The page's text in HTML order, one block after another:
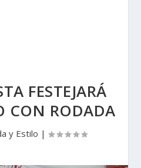
FESTEJARÁ
CON RODADA
y Estilo |